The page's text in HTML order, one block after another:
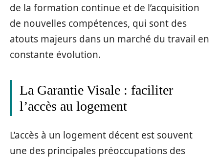
de la formation continue et de l’acquisition
de nouvelles compétences, qui sont des
atouts majeurs dans un marché du travail en
constante évolution.
La Garantie Visale : faciliter
l’accès au logement
L’accès à un logement décent est souvent
une des principales préoccupations des